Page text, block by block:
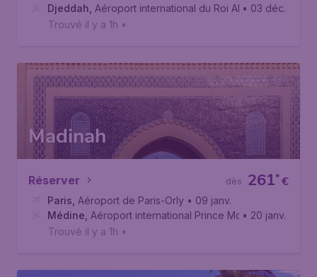
Djeddah Aéroport international du Roi Abdelaziz
• 03 déc.
Trouvé il y a 1h •
Madinah
Réserver €
261*
dès
Paris Aéroport de Paris-Orly • 09 janv.
Médine Aéroport international Prince Mohammad Bin
• 20 janv.
Trouvé il y a 1h •